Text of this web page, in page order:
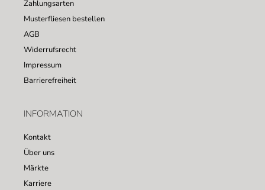
Zahlungsarten
Musterfliesen bestellen
AGB
Widerrufsrecht
Impressum
Barrierefreiheit
INFORMATION
Kontakt
Über uns
Märkte
Karriere